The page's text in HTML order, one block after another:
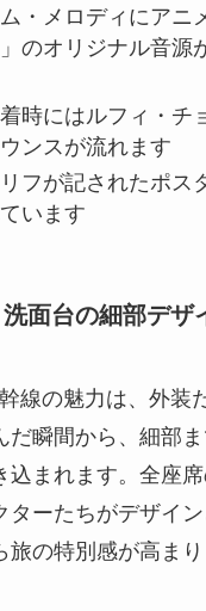
・メロディにアニ
のオリジナル音源
時にはルフィ・チ
ンスが流れます
フが記されたポス
います
面台の細部デザ
線の魅力は、外装
だ瞬間から、細部
込まれます。全座
ターたちがデザイン
旅の特別感が高まり